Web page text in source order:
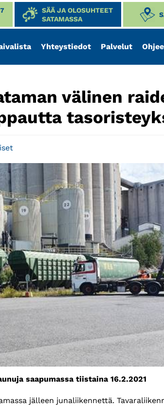
SÄÄ JA OLOSUHTEET
SATAMASSA
Yhteystiedot Palvelut
välinen
saapumassa tiistaina 16.2.2021
jälleen junaliikennettä.